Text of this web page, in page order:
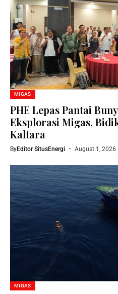
MIGAS
PHE Lepas Pantai
Eksplorasi Migas,
Kaltara
ByEditor SitusEnergi August 1, 2026
MIGAS